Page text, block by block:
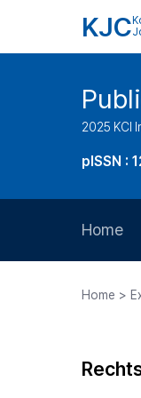
KJC
2025 KCI
pISSN :
Home
Home >